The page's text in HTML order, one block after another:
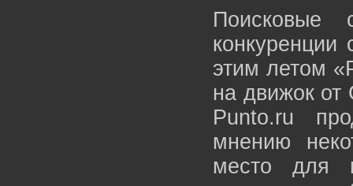
Поисковые
этим летом
на движок от
Punto.ru
мнению
место для